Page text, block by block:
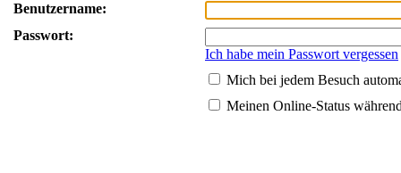
Benutzername:
Passwort:
Ich habe mein Passwort vergessen
Mich bei jedem Besuch
Meinen Online-Status